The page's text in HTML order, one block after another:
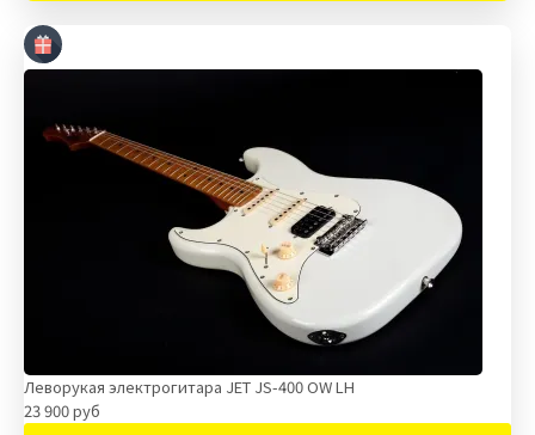
Леворукая электрогитара JET JS-400 OW LH
23 900 руб